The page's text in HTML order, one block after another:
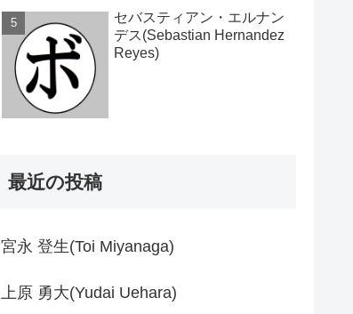
セバスティアン・エルナン
デス(Sebastian Hernandez
Reyes)
最近の投稿
宮永 登生(Toi Miyanaga)
上原 勇大(Yudai Uehara)